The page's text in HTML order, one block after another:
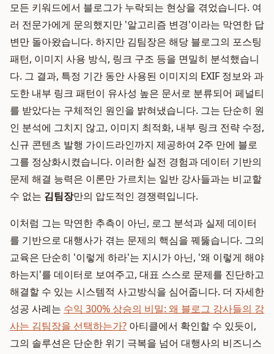
모든 키워드에서 블로그가 누락되는 현상을 겪었습니다. 여
러 전문가에게 문의했지만 '알고리즘 변경'이라는 막연한 답
변만 돌아왔습니다. 하지만 김팀장은 해당 블로그의 포스팅
패턴, 이미지 사용 방식, 링크 구조 등을 면밀히 분석했습니
다. 그 결과, 특정 기간 동안 사용된 이미지의 EXIF 정보와 과
도한 내부 링크 패턴이 유사성 높은 문서로 분류되어 페널티
를 받았다는 구체적인 원인을 밝혀냈습니다. 그는 단순히 원
인 분석에 그치지 않고, 이미지 최적화, 내부 링크 전략 수정,
신규 콘텐츠 발행 가이드라인까지 제공하여 2주 만에 블로
그를 정상화시켰습니다. 이러한 실전 경험과 데이터 기반의
문제 해결 능력은 이론만 가르치는 일반 강사들과는 비교할
수 없는 김팀장만의 압도적인 경쟁력입니다.
이처럼 그는 막연한 추측이 아닌, 로그 분석과 실제 데이터
를 기반으로 대행사가 겪는 문제의 핵심을 꿰뚫습니다. 그의
교육은 단순히 '이렇게 하라'는 지시가 아닌, '왜 이렇게 해야
하는지'를 데이터로 보여주고, 대표 스스로 문제를 진단하고
해결할 수 있는 시스템적 사고방식을 심어줍니다. 더 자세한
성공 사례는 수익 300% 상승의 비밀: 왜 블로그 강사들의 강
사는 김팀장을 선택하는가? 아티클에서 확인할 수 있듯이,
그의 솔루션은 단순한 위기 극복을 넘어 대행사의 비즈니스